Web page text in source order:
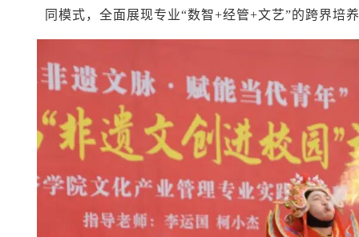
同模式，全面展现专业“数智+经管+文艺”的跨界培